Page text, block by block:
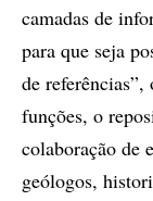
camadas de
para que seja
de
funções, o
colaboração de
geólogos,